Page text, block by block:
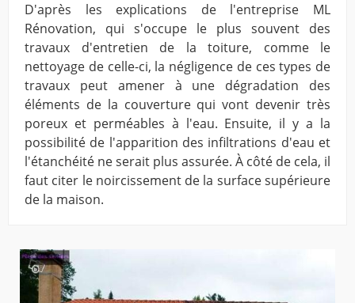
D'après les explications de l'entreprise ML
Rénovation, qui s'occupe le plus souvent des
travaux d'entretien de la toiture, comme le
nettoyage de celle-ci, la négligence de ces types de
travaux peut amener à une dégradation des
éléments de la couverture qui vont devenir très
poreux et perméables à l'eau. Ensuite, il y a la
possibilité de l'apparition des infiltrations d'eau et
l'étanchéité ne serait plus assurée. À côté de cela, il
faut citer le noircissement de la surface supérieure
de la maison.